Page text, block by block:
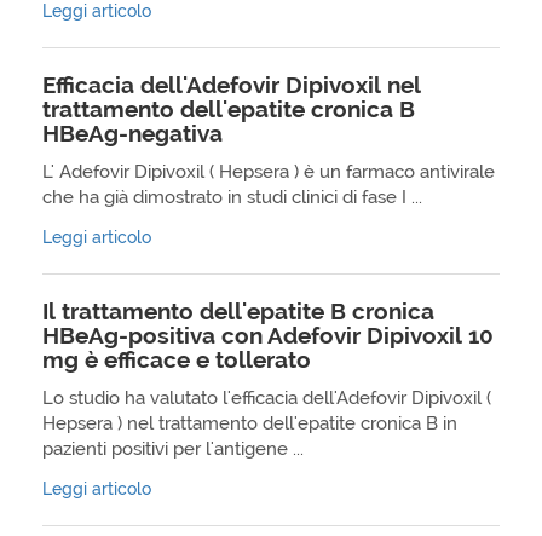
Leggi articolo
Efficacia dell'Adefovir Dipivoxil nel
trattamento dell'epatite cronica B
HBeAg-negativa
L' Adefovir Dipivoxil ( Hepsera ) è un farmaco antivirale
che ha già dimostrato in studi clinici di fase I ...
Leggi articolo
Il trattamento dell'epatite B cronica
HBeAg-positiva con Adefovir Dipivoxil 10
mg è efficace e tollerato
Lo studio ha valutato l'efficacia dell'Adefovir Dipivoxil (
Hepsera ) nel trattamento dell'epatite cronica B in
pazienti positivi per l'antigene ...
Leggi articolo